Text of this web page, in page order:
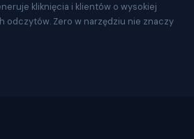
kliknięcia i klientów o wysokiej
odczytów. Zero w narzędziu nie znaczy